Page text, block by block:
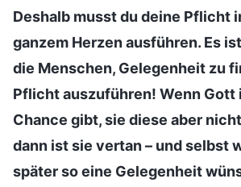
Deshalb musst du deine Pflicht
ganzem Herzen ausführen. Es
die Menschen, Gelegenheit zu
Pflicht auszuführen! Wenn Gott
Chance gibt, sie diese aber
dann ist sie vertan – und selbst
später so eine Gelegenheit